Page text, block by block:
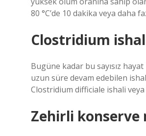
80 °C’de 10 dakika veya daha
Clostridium
Bugüne kadar bu sayısız
uzun süre devam edebilen
Clostridium difficiale ishali
Zehirli konserve